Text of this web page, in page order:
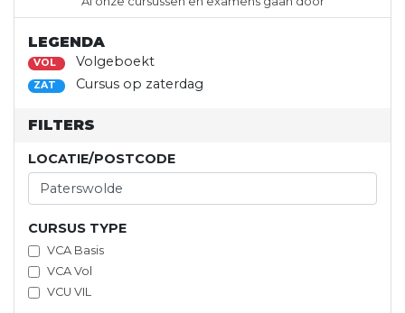
LEGENDA
VOL Volgeboekt
ZAT Cursus op zaterdag
FILTERS
LOCATIE/POSTCODE
CURSUS TYPE
VCA Basis
VCA Vol
VCU VIL